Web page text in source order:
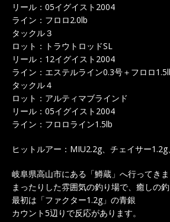
リール：05イグイスト2004
ライン：フロロ2.0lb
タックル３
ロット：トラウトロッドSL
リール：12イグイスト2004
ライン：エステルライン0.3号＋フロロ
タックル４
ロット：アルティマブラインド
リール：05イグイスト2004
ライン：フロロライン1.5lb
ヒットルアー：MIU2.2g、チェイサー
岐阜県高山市にある「鱒蔵」へ行ってきま
まったりした雰囲気の釣り場で、癒しの釣
最初は「ファクター1.2g」の青銀
カウント5辺りで反応があります。